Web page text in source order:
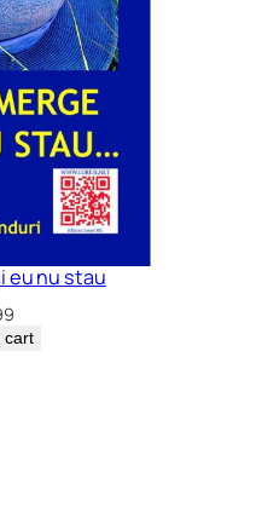
eu nu stau
cart